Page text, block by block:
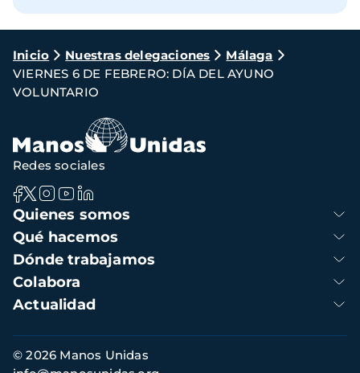
Ruta
de
navegación
Inicio Nuestras delegaciones
Málaga
VIERNES 6 DE FEBRERO: DÍA DEL AYUNO
VOLUNTARIO
Navegación
principal
Quienes somos
Qué hacemos
Dónde trabajamos
Colabora
Actualidad
Redes sociales
Información
de
© 2026 Manos Unidas